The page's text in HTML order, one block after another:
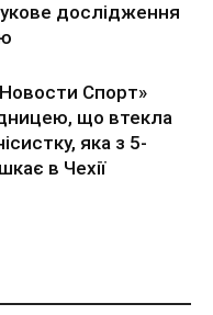
дослідження
Спорт»
що втекла
яка з 5-
в Чехії